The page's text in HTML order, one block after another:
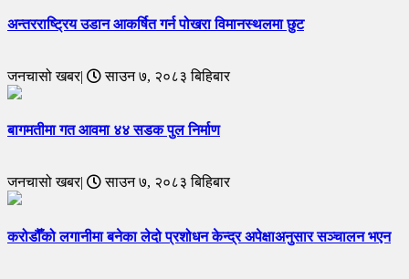
अन्तरराष्ट्रिय उडान आकर्षित गर्न पोखरा विमानस्थलमा छुट
जनचासो खबर| साउन ७, २०८३ बिहिबार
बागमतीमा गत आवमा ४४ सडक पुल निर्माण
जनचासो खबर| साउन ७, २०८३ बिहिबार
करोडौँको लगानीमा बनेका लेदो प्रशोधन केन्द्र अपेक्षाअनुसार सञ्चालन भएन